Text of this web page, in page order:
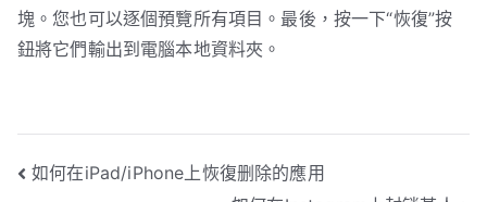
塊。您也可以逐個預覽所有項目。最後，按一下“恢復”按
鈕將它們輸出到電腦本地資料夾。
文
如何在iPad/iPhone上恢復删除的應用